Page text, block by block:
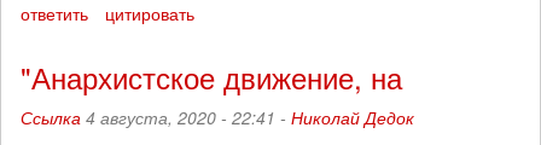
ответить цитировать
"Анархистское движение, на
Ссылка 4 августа, 2020 - 22:41 - Николай Дедок